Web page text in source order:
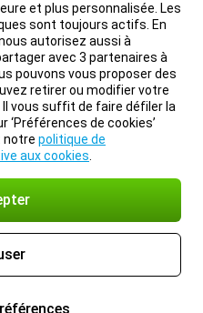
et plus personnalisée. Les
sont toujours actifs. En
autorisez aussi à
avec 3 partenaires à
pouvons vous proposer des
retirer ou modifier votre
vous suffit de faire défiler la
‘Préférences de cookies’
notre politique de
aux cookies